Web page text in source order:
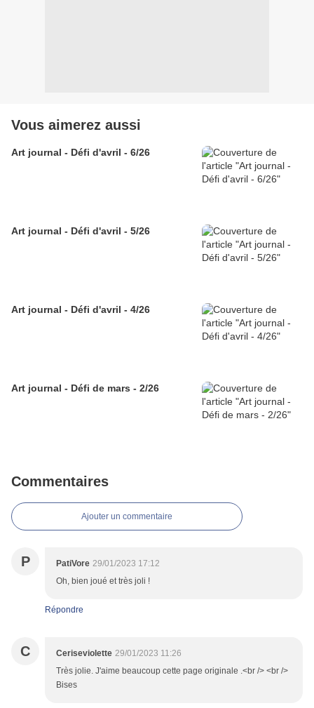
Vous aimerez aussi
Art journal - Défi d'avril - 6/26
Art journal - Défi d'avril - 5/26
Art journal - Défi d'avril - 4/26
Art journal - Défi de mars - 2/26
Commentaires
Ajouter un commentaire
P PatiVore 29/01/2023 17:12
Oh, bien joué et très joli !
Répondre
C Ceriseviolette 29/01/2023 11:26
Très jolie. J'aime beaucoup cette page originale .<br /> <br />
Bises